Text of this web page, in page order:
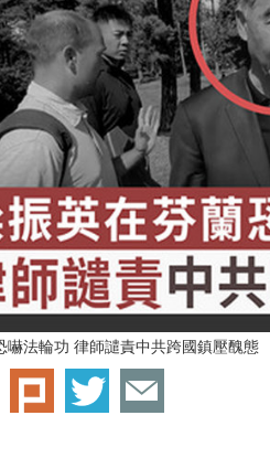
嚇法輪功 律師譴責中共跨國鎮壓醜態